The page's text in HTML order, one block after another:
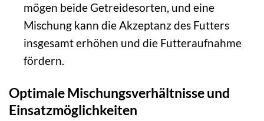
mögen beide Getreidesorten, und eine
Mischung kann die Akzeptanz des Futters
insgesamt erhöhen und die Futteraufnahme
fördern.
Optimale Mischungsverhältnisse und
Einsatzmöglichkeiten